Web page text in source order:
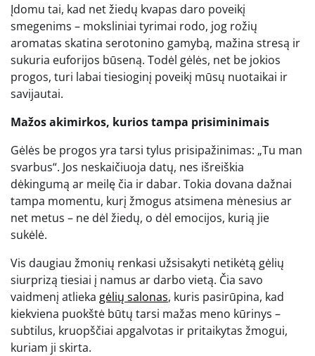
Įdomu tai, kad net žiedų kvapas daro poveikį
smegenims – moksliniai tyrimai rodo, jog rožių
aromatas skatina serotonino gamybą, mažina stresą ir
sukuria euforijos būseną. Todėl gėlės, net be jokios
progos, turi labai tiesioginį poveikį mūsų nuotaikai ir
savijautai.
Mažos akimirkos, kurios tampa prisiminimais
Gėlės be progos yra tarsi tylus prisipažinimas: „Tu man
svarbus“. Jos neskaičiuoja datų, nes išreiškia
dėkingumą ar meilę čia ir dabar. Tokia dovana dažnai
tampa momentu, kurį žmogus atsimena mėnesius ar
net metus – ne dėl žiedų, o dėl emocijos, kurią jie
sukėlė.
Vis daugiau žmonių renkasi užsisakyti netikėtą gėlių
siurprizą tiesiai į namus ar darbo vietą. Čia savo
vaidmenį atlieka gėlių salonas, kuris pasirūpina, kad
kiekviena puokštė būtų tarsi mažas meno kūrinys –
subtilus, kruopščiai apgalvotas ir pritaikytas žmogui,
kuriam ji skirta.